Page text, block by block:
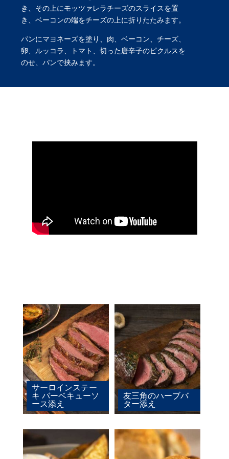
き、その上にモッツァレラチーズのスライスを置
き、ベーコンの端をチーズの上に折りたたみます。
パンにマヨネーズを塗り、肉、ベーコン、チーズ、
卵、ルッコラ、トマト、切った唐辛子のピクルスを
のせ、パンで挟みます。
サーロインステー
キ バーベキューソ
ース添え
友三角のハーブバ
ター添え